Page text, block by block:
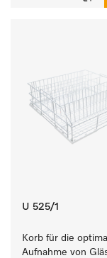
U 525/1
Korb für die
Aufnahme von